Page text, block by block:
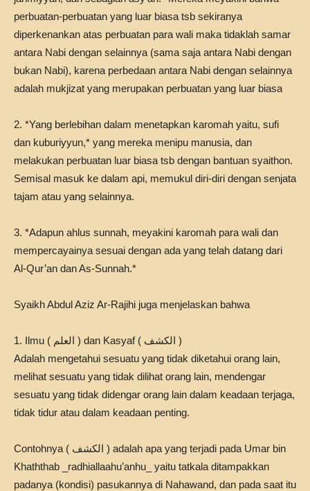
perbuatan-perbuatan yang luar biasa tsb sekiranya
diperkenankan atas perbuatan para wali maka tidaklah samar
antara Nabi dengan selainnya (sama saja antara Nabi dengan
bukan Nabi), karena perbedaan antara Nabi dengan selainnya
adalah mukjizat yang merupakan perbuatan yang luar biasa
2. *Yang berlebihan dalam menetapkan karomah yaitu, sufi
dan kuburiyyun,* yang mereka menipu manusia, dan
melakukan perbuatan luar biasa tsb dengan bantuan syaithon.
Semisal masuk ke dalam api, memukul diri-diri dengan senjata
tajam atau yang selainnya.
3. *Adapun ahlus sunnah, meyakini karomah para wali dan
mempercayainya sesuai dengan ada yang telah datang dari
Al-Qur’an dan As-Sunnah.*
Syaikh Abdul Aziz Ar-Rajihi juga menjelaskan bahwa
1. Ilmu ( العلم ) dan Kasyaf ( الكشف )
Adalah mengetahui sesuatu yang tidak diketahui orang lain,
melihat sesuatu yang tidak dilihat orang lain, mendengar
sesuatu yang tidak didengar orang lain dalam keadaan terjaga,
tidak tidur atau dalam keadaan penting.
Contohnya ( الكشف ) adalah apa yang terjadi pada Umar bin
Khaththab _radhiallaahu’anhu_ yaitu tatkala ditampakkan
padanya (kondisi) pasukannya di Nahawand, dan pada saat itu